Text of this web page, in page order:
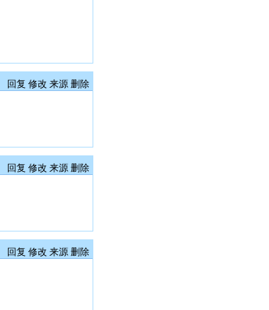
回复 修改 来源 删除
回复 修改 来源 删除
回复 修改 来源 删除